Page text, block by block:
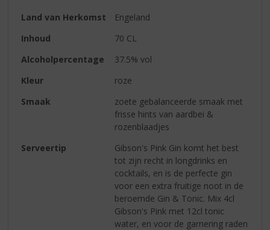
Land van Herkomst
Engeland
Inhoud
70 CL
Alcoholpercentage
37.5% vol
Kleur
roze
Smaak
zoete gebalanceerde smaak met
frisse hints van aardbei &
rozenblaadjes
Serveertip
Gibson's Pink Gin komt het best
tot zijn recht in longdrinks en
cocktails, en is de perfecte gin
voor een extra fruitige noot in de
beroemde Gin & Tonic. Mix 4cl
Gibson's Pink met 12cl tonic
water, en voor de garnering raden